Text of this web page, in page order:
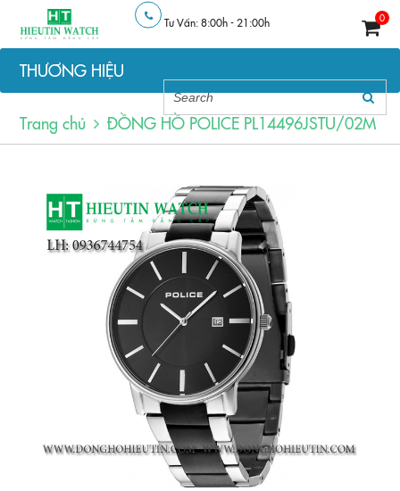
Tư Vấn: 8:00h - 21:00h 0
THƯƠNG HIỆU
Trang chủ ĐỒNG HỒ POLICE PL14496JSTU/02M